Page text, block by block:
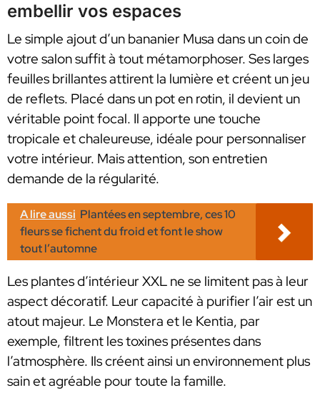
embellir vos espaces
Le simple ajout d’un bananier Musa dans un coin de
votre salon suffit à tout métamorphoser. Ses larges
feuilles brillantes attirent la lumière et créent un jeu
de reflets. Placé dans un pot en rotin, il devient un
véritable point focal. Il apporte une touche
tropicale et chaleureuse, idéale pour personnaliser
votre intérieur. Mais attention, son entretien
demande de la régularité.
A lire aussi Plantées en septembre, ces 10
fleurs se fichent du froid et font le show
tout l’automne
Les plantes d’intérieur XXL ne se limitent pas à leur
aspect décoratif. Leur capacité à purifier l’air est un
atout majeur. Le Monstera et le Kentia, par
exemple, filtrent les toxines présentes dans
l’atmosphère. Ils créent ainsi un environnement plus
sain et agréable pour toute la famille.